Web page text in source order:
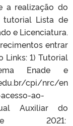
a realização do
tutorial Lista de
e Licenciatura.
entrar
Links: 1) Tutorial
Enade e
cpi/nrc/en
ao-
Auxiliar do
2021: